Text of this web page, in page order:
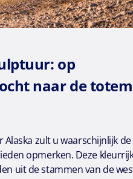
op
naar de
zult u waarschijnlijk
opmerken. Deze
uit de stammen van de